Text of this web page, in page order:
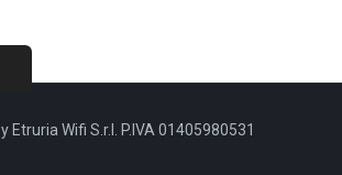
Etruria Wifi S.r.l. P.IVA 01405980531